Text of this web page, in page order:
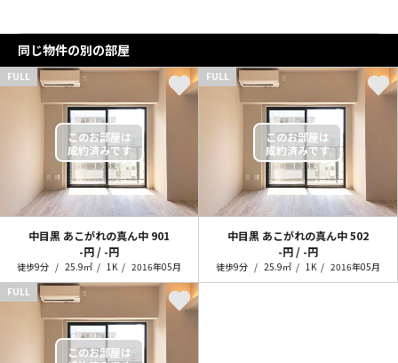
同じ物件の別の部屋
FULL
中目黒 あこがれの真ん中 901
-円 / -円
徒歩9分 25.9㎡ 1K 2016年05月
FULL
中目黒 あこがれの真ん中502
-円 / -円
徒歩9分 25.9㎡ 1K
2016年05月
FULL